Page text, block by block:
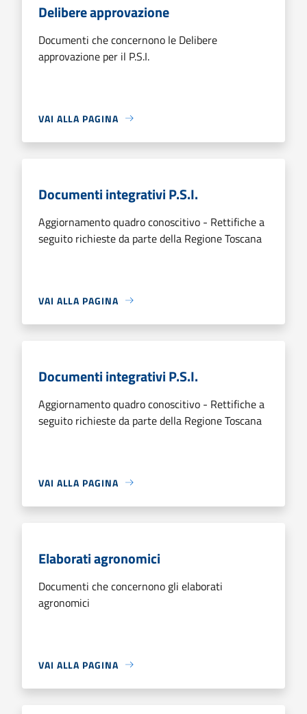
Delibere approvazione
Documenti che concernono le Delibere
approvazione per il P.S.I.
VAI ALLA PAGINA
Documenti integrativi P.S.I.
Aggiornamento quadro conoscitivo - Rettifiche a
seguito richieste da parte della Regione Toscana
VAI ALLA PAGINA
Documenti integrativi P.S.I.
Aggiornamento quadro conoscitivo - Rettifiche a
seguito richieste da parte della Regione Toscana
VAI ALLA PAGINA
Elaborati agronomici
Documenti che concernono gli elaborati
agronomici
VAI ALLA PAGINA